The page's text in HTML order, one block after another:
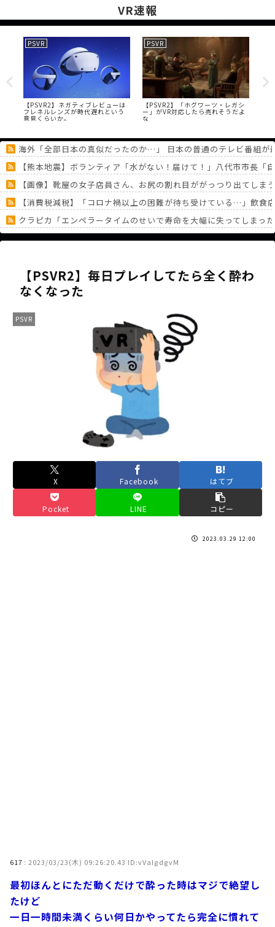
VR速報
PSVR
【PSVR2】ネガティブレビューは
フレネルレンズが時代遅れという
意見くらいか。
PSVR
【PSVR2】「ホグワーツ・レガシ
ー」がVR対応したら売れそうだよ
な
海外「全部日本の真似だったのか…」 日本の普通のテレビ番組が
【熊本地震】ボランティア「水がない！届けて！」八代市市長「
【画像】靴屋の女子店員さん、お尻の割れ目ががっつり出てしま
【消費税減税】「コロナ禍以上の困難が待ち受けている…」飲
クラピカ「エンペラータイムのせいで寿命を大幅に失ってしま
【画像】ファイアーエムブレム新作、エッチキャラが実装されて
《どうしてこうなった！？》「フリーレン一番くじ」を記念に
《人気No.1は誰だ？》順位でまさかの下剋上！？「魔族達のラ
《アニメ2期＆3期が強い》「神技のレヴォルテ編」・「黄金郷
《強者達が上位に立ち並ぶ》「一級魔法使い選抜試験編」のキ
36歳の彼女と結婚したいのに、家族が猛反対。家族から信じら
【ホロライブ】アキロゼARK2次会ゴッフィーのサムネ草
Powered by livedoor 相互RSS
【PSVR2】毎日プレイしてたら全く酔わ
なくなった
PSVR
X Facebook はてブ
Pocket LINE コピー
2023.03.29 12:00
617 : 2023/03/23(木) 09:26:20.43 ID:vVaIgdgvM
最初ほんとにただ動くだけで酔った時はマジで絶望し
たけど
一日一時間未満くらい何日かやってたら完全に慣れて